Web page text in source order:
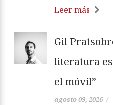
Leer más
Gil
literatura
el móvil”
agosto 09, 2026 /